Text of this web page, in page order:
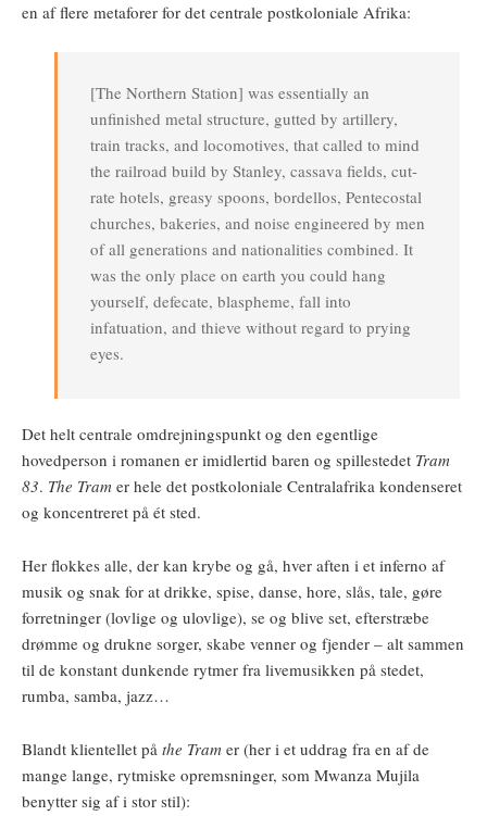
en af flere metaforer for det centrale postkoloniale Afrika:
[The Northern Station] was essentially an
unfinished metal structure, gutted by artillery,
train tracks, and locomotives, that called to mind
the railroad build by Stanley, cassava fields, cut-
rate hotels, greasy spoons, bordellos, Pentecostal
churches, bakeries, and noise engineered by men
of all generations and nationalities combined. It
was the only place on earth you could hang
yourself, defecate, blaspheme, fall into
infatuation, and thieve without regard to prying
eyes.
Det helt centrale omdrejningspunkt og den egentlige
hovedperson i romanen er imidlertid baren og spillestedet Tram
83. The Tram er hele det postkoloniale Centralafrika kondenseret
og koncentreret på ét sted.
Her flokkes alle, der kan krybe og gå, hver aften i et inferno af
musik og snak for at drikke, spise, danse, hore, slås, tale, gøre
forretninger (lovlige og ulovlige), se og blive set, efterstræbe
drømme og drukne sorger, skabe venner og fjender – alt sammen
til de konstant dunkende rytmer fra livemusikken på stedet,
rumba, samba, jazz…
Blandt klientellet på the Tram er (her i et uddrag fra en af de
mange lange, rytmiske opremsninger, som Mwanza Mujila
benytter sig af i stor stil):